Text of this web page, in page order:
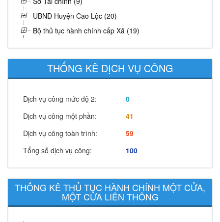
UBND Huyện Cao Lộc (20)
Bộ thủ tục hành chính cấp Xã (19)
THỐNG KÊ DỊCH VỤ CÔNG
Dịch vụ công mức độ 2:
0
Dịch vụ công một phần:
41
Dịch vụ công toàn trình:
59
Tổng số dịch vụ công:
100
THỐNG KÊ THỦ TỤC HÀNH CHÍNH MỘT CỬA,
MỘT CỬA LIÊN THÔNG